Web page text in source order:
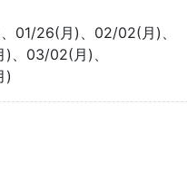
01/26(月)、02/02(月)、
、03/02(月)、
)